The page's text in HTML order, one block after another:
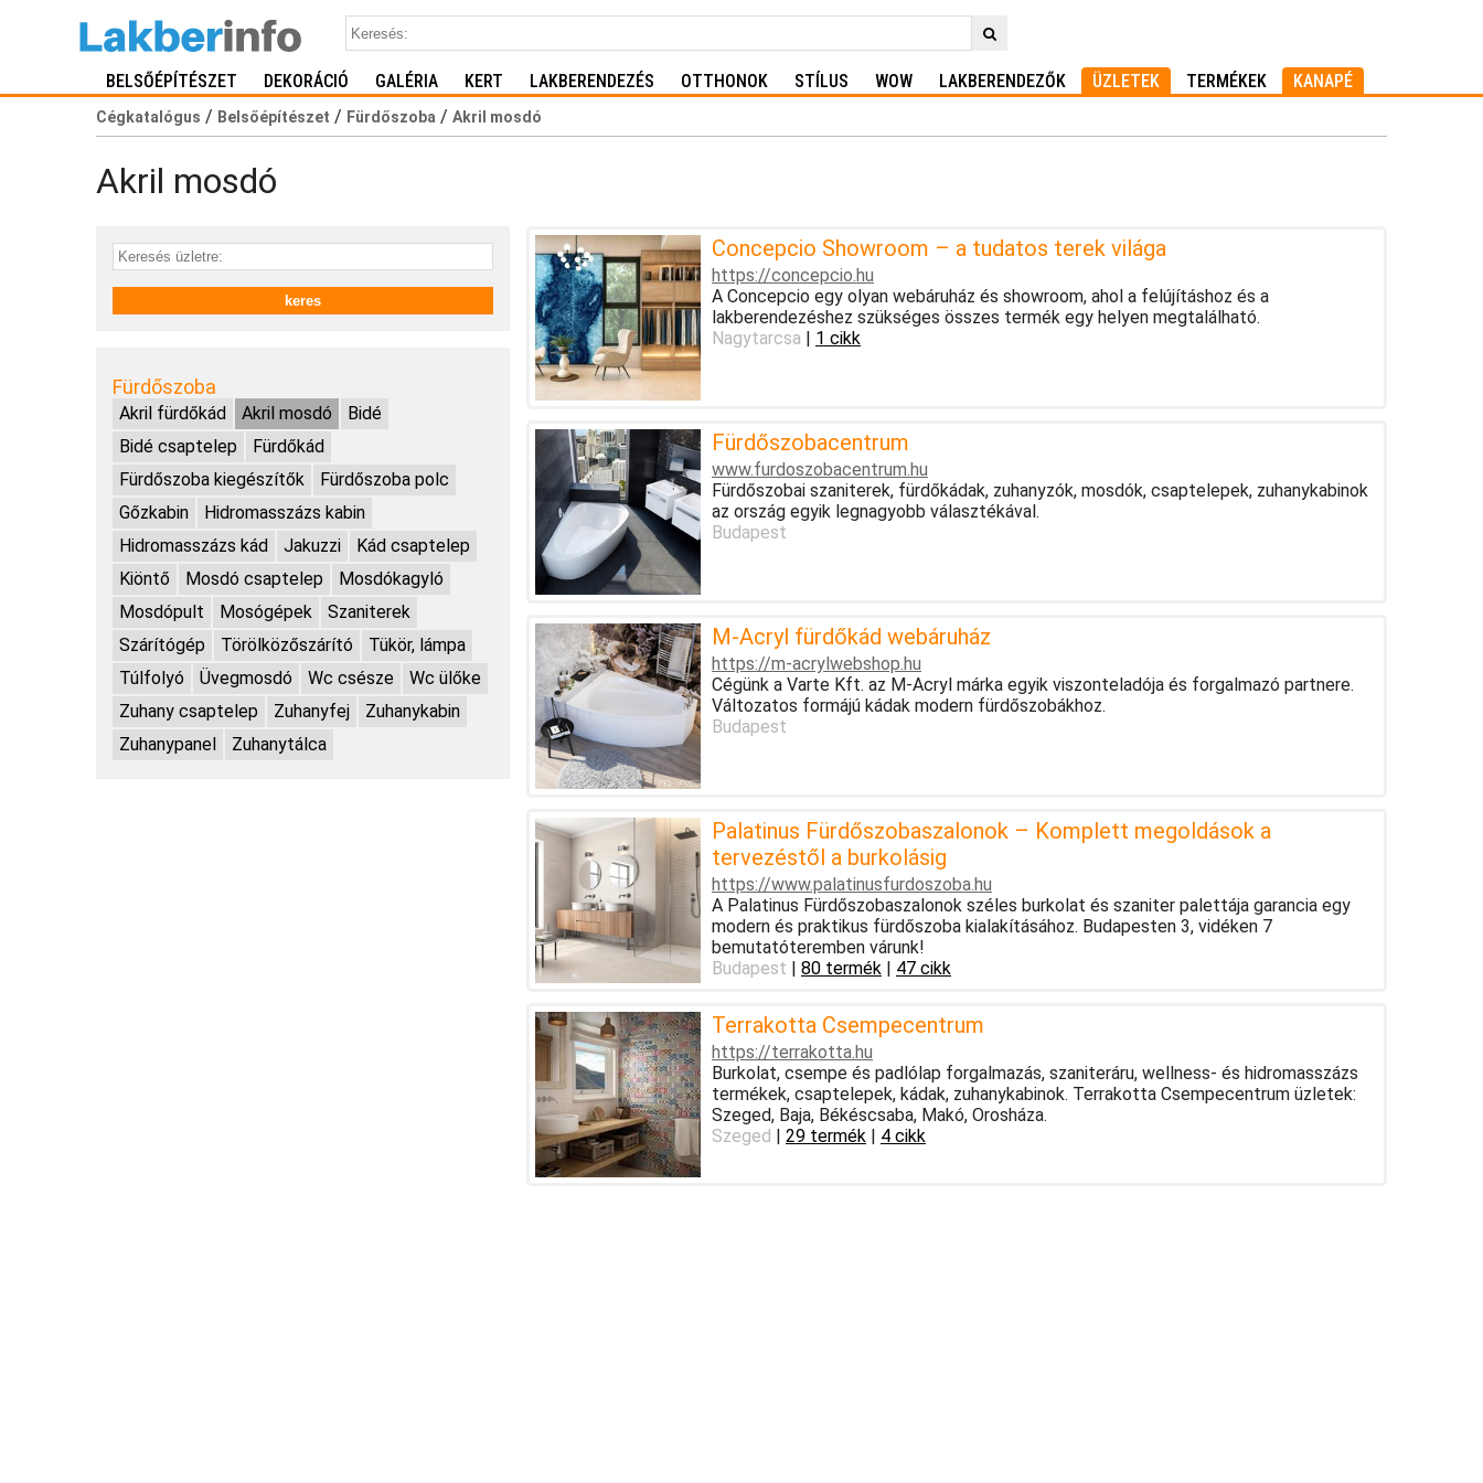
BELSŐÉPÍTÉSZET DEKORÁCIÓ GALÉRIA KERT LAKBERENDEZÉS OTTHONOK STÍLUS WOW LAKBERENDEZŐK ÜZLETEK TERMÉKEK KANAPÉ
Cégkatalógus / Belsőépítészet / Fürdőszoba / Akril mosdó
Akril mosdó
Fürdőszoba
Akril fürdőkád Akril mosdó
Bidé
Bidé csaptelep
Fürdőkád
Fürdőszoba kiegészítők
Fürdőszoba polc
Gőzkabin
Hidromasszázs kabin
Hidromasszázs kád
Jakuzzi
Kád csaptelep
Kiöntő
Mosdó csaptelep
Mosdókagyló
Mosdópult
Mosógépek
Szaniterek
Szárítógép
Törölközőszárító
Tükör, lámpa
Túlfolyó
Üvegmosdó Wc csésze
Wc ülőke
Zuhany csaptelep
Zuhanyfej
Zuhanykabin
Zuhanypanel
Zuhanytálca
Concepcio Showroom – a tudatos terek világa
https://concepcio.hu
A Concepcio egy olyan webáruház és showroom, ahol a felújításhoz és a
lakberendezéshez szükséges összes termék egy helyen megtalálható.
Nagytarcsa | 1 cikk
Fürdőszobacentrum
www.furdoszobacentrum.hu
Fürdőszobai szaniterek, fürdőkádak, zuhanyzók, mosdók, csaptelepek, zuhanykabinok
az ország egyik legnagyobb választékával.
Budapest
M-Acryl fürdőkád webáruház
https://m-acrylwebshop.hu
Cégünk a Varte Kft. az M-Acryl márka egyik viszonteladója és forgalmazó partnere.
Változatos formájú kádak modern fürdőszobákhoz.
Budapest
Palatinus Fürdőszobaszalonok – Komplett megoldások a
tervezéstől a burkolásig
https://www.palatinusfurdoszoba.hu
A Palatinus Fürdőszobaszalonok széles burkolat és szaniter palettája garancia egy
modern és praktikus fürdőszoba kialakításához. Budapesten 3, vidéken 7
bemutatóteremben várunk!
Budapest | 80 termék| 47 cikk
Terrakotta Csempecentrum
https://terrakotta.hu
Burkolat, csempe és padlólap forgalmazás, szaniteráru, wellness- és hidromasszázs
termékek, csaptelepek, kádak, zuhanykabinok. Terrakotta Csempecentrum üzletek:
Szeged, Baja, Békéscsaba, Makó, Orosháza.
Szeged | 29 termék| 4 cikk